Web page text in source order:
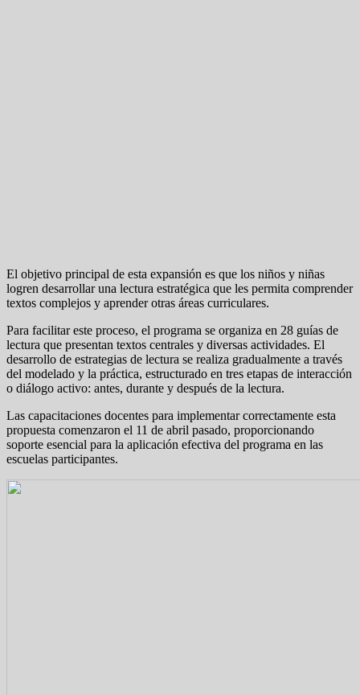
El objetivo principal de esta expansión es que los niños y niñas
logren desarrollar una lectura estratégica que les permita comprender
textos complejos y aprender otras áreas curriculares.
Para facilitar este proceso, el programa se organiza en 28 guías de
lectura que presentan textos centrales y diversas actividades. El
desarrollo de estrategias de lectura se realiza gradualmente a través
del modelado y la práctica, estructurado en tres etapas de interacción
o diálogo activo: antes, durante y después de la lectura.
Las capacitaciones docentes para implementar correctamente esta
propuesta comenzaron el 11 de abril pasado, proporcionando
soporte esencial para la aplicación efectiva del programa en las
escuelas participantes.